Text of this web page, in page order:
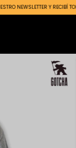
NEWSLETTER Y RECIBÍ